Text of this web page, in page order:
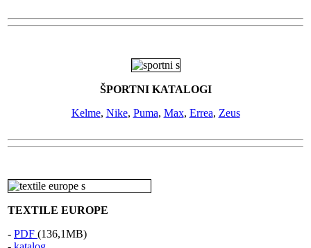
ŠPORTNI KATALOGI
Kelme, Nike, Puma, Max, Errea, Zeus
TEXTILE EUROPE
- PDF (136,1MB)